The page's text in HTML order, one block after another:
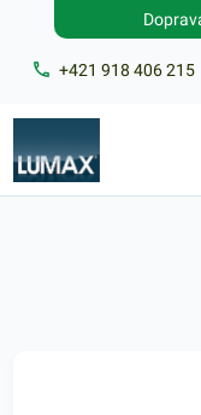
+421 918 406 215